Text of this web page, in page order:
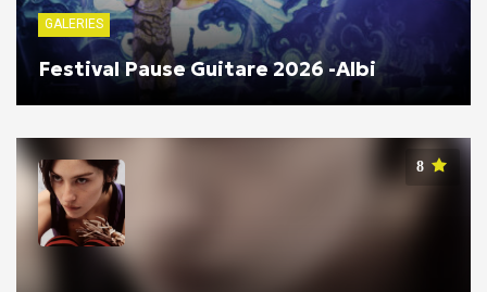
GALERIES
Festival Pause Guitare 2026 -Albi
8